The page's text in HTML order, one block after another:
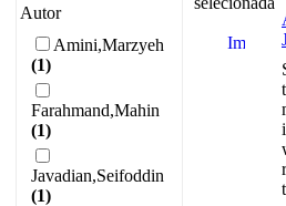
Autor
Amini,Marzyeh
(1)
Farahmand,Mahin
(1)
Javadian,Seifoddin
(1)